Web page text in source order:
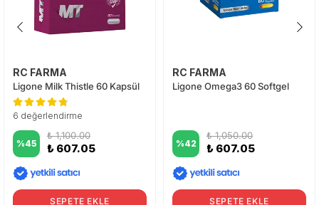
RC FARMA
Ligone Milk Thistle 60 Kapsül
6 değerlendirme
%45
₺ 1,100.00
₺ 607.05
SEPETE EKLE
RC FARMA
Ligone Omega3 60 Softgel
%42
₺ 1,050.00
₺ 607.05
SEPETE EKLE